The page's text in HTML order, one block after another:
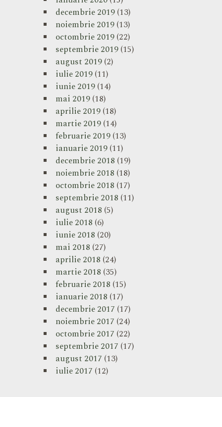
decembrie 2019(13)
noiembrie 2019(13)
octombrie 2019(22)
septembrie 2019(15)
august 2019(2)
iulie 2019(11)
iunie 2019(14)
mai 2019(18)
aprilie 2019(18)
martie 2019(14)
februarie 2019(13)
ianuarie 2019(11)
decembrie 2018 (19)
noiembrie 2018 (18)
octombrie 2018 (17)
septembrie 2018 (11)
august 2018 (5)
iulie 2018 (6)
iunie 2018 (20)
mai 2018 (27)
aprilie 2018 (24)
martie 2018 (35)
februarie 2018 (15)
ianuarie 2018 (17)
decembrie 2017 (17)
noiembrie 2017 (24)
octombrie 2017 (22)
septembrie 2017 (17)
august 2017 (13)
iulie 2017 (12)